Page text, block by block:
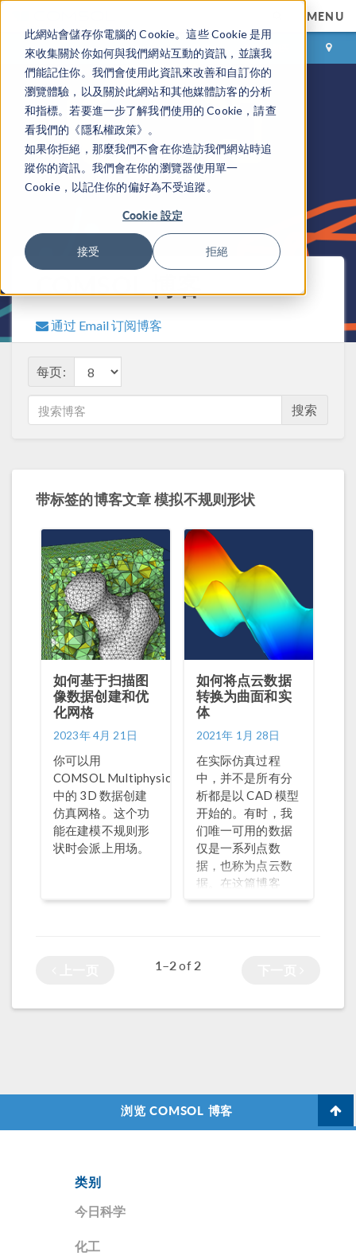
此網站會儲存你電腦的 Cookie。這些 Cookie 是用
來收集關於你如何與我們網站互動的資訊，並讓我
們能記住你。我們會使用此資訊來改善和自訂你的
瀏覽體驗，以及關於此網站和其他媒體訪客的分析
和指標。若要進一步了解我們使用的 Cookie，請查
看我們的《隱私權政策》。
如果你拒絕，那麼我們不會在你造訪我們網站時追
蹤你的資訊。我們會在你的瀏覽器使用單一
Cookie，以記住你的偏好為不受追蹤。
Cookie 設定
接受 拒絕
MENU
登录 咨询与购买
COMSOL 博客
通过 Email 订阅博客
每页:
搜索
带标签的博客文章 模拟不规则形状
如何基于扫描图
像数据创建和优
化网格
2023年 4月 21日
你可以用
COMSOL Multiphysics
中的 3D 数据创建
仿真网格。这个功
能在建模不规则形
状时会派上用场。
如何将点云数据
转换为曲面和实
体
2021年 1月 28日
在实际仿真过程
中，并不是所有分
析都是以 CAD 模型
开始的。有时，我
们唯一可用的数据
仅是一系列点数
据，也称为点云数
据。在这篇博客
中，我们将演示如
件中进行仿真分析
1–2of2
浏览 COMSOL 博客
类别
今日科学
化工